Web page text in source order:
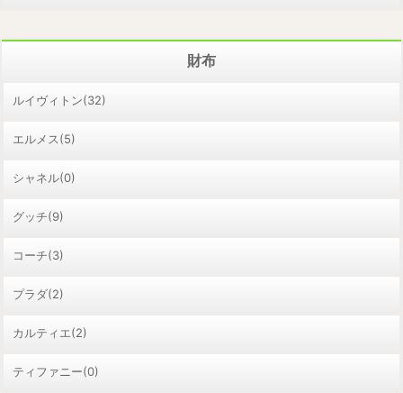
財布
ルイヴィトン(32)
エルメス(5)
シャネル(0)
グッチ(9)
コーチ(3)
プラダ(2)
カルティエ(2)
ティファニー(0)